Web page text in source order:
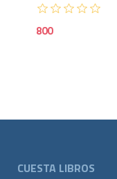
800
CUESTA LIBROS